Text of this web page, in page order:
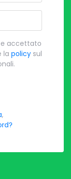
e accettato
la policysul
,